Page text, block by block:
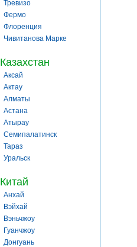
Тревизо
Фермо
Флоренция
Чивитанова Марке
Казахстан
Аксай
Актау
Алматы
Астана
Атырау
Семипалатинск
Тараз
Уральск
Китай
Анхай
Вэйхай
Вэньчжоу
Гуанчжоу
Донгуань